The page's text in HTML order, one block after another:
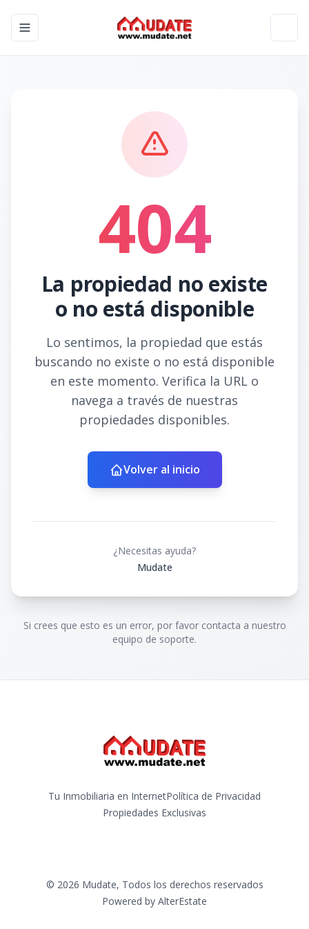
Toggle navigation menu
404
La propiedad no existe
o no está disponible
Lo sentimos, la propiedad que estás
buscando no existe o no está disponible
en este momento. Verifica la URL o
navega a través de nuestras
propiedades disponibles.
Volver al inicio
¿Necesitas ayuda?
Mudate
Si crees que esto es un error, por favor contacta a nuestro
equipo de soporte.
Tu Inmobiliaria en InternetPolítica de Privacidad
Propiedades Exclusivas
© 2026 Mudate, Todos los derechos reservados
Powered by AlterEstate